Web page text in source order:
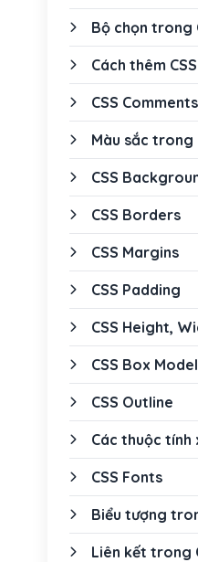
Bộ chọn trong
Cách thêm
CSS Comments
Màu sắc trong
CSS
CSS Borders
CSS Margins
CSS Padding
CSS Height,
CSS Box Model
CSS Outline
Các thuộc tính
CSS Fonts
Biểu tượng
Liên kết trong